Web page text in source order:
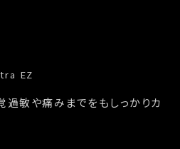
EZ
過敏や痛みまでをもしっかりカ